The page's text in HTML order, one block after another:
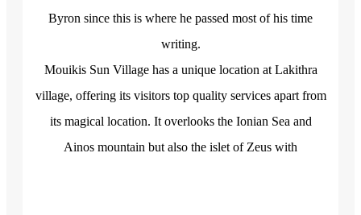
Byron since this is where he passed most of his time
writing.
Mouikis Sun Village has a unique location at Lakithra
village, offering its visitors top quality services apart from
its magical location. It overlooks the Ionian Sea and
Ainos mountain but also the islet of Zeus with